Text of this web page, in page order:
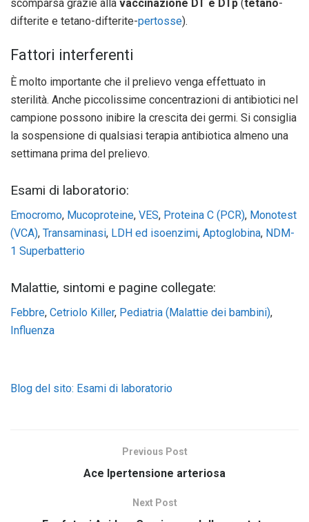
scomparsa grazie alla vaccinazione DT e DTp (tetano-
difterite e tetano-difterite-pertosse).
Fattori interferenti
È molto importante che il prelievo venga effettuato in
sterilità. Anche piccolissime concentrazioni di antibiotici nel
campione possono inibire la crescita dei germi. Si consiglia
la sospensione di qualsiasi terapia antibiotica almeno una
settimana prima del prelievo.
Esami di laboratorio:
Emocromo, Mucoproteine, VES, Proteina C (PCR), Monotest
(VCA), Transaminasi, LDH ed isoenzimi, Aptoglobina, NDM-
1 Superbatterio
Malattie, sintomi e pagine collegate:
Febbre, Cetriolo Killer, Pediatria (Malattie dei bambini),
Influenza
Blog del sito: Esami di laboratorio
Previous Post
Ace Ipertensione arteriosa
Next Post